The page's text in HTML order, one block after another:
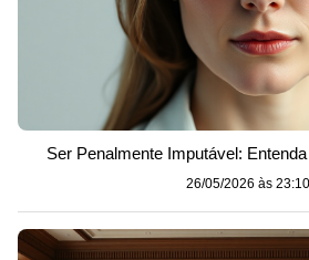
Ser Penalmente Imputável:
26/05/2026 às 23:10